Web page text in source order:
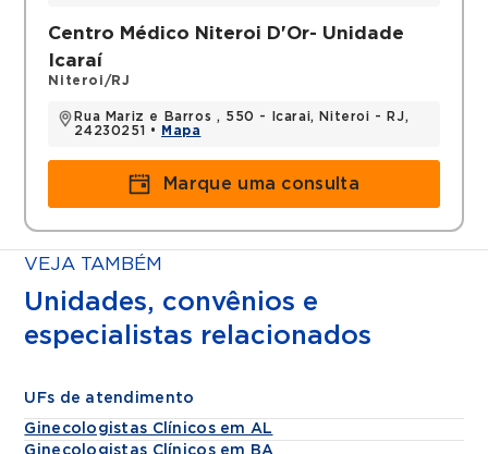
Centro Médico Niteroi D'Or- Unidade
Icaraí
Niteroi/RJ
Rua Mariz e Barros , 550 - Icarai, Niteroi - RJ,
24230251 •
Mapa
Marque uma consulta
VEJA TAMBÉM
Unidades, convênios e
especialistas relacionados
UFs de atendimento
Ginecologistas Clínicos em AL
Ginecologistas Clínicos em BA